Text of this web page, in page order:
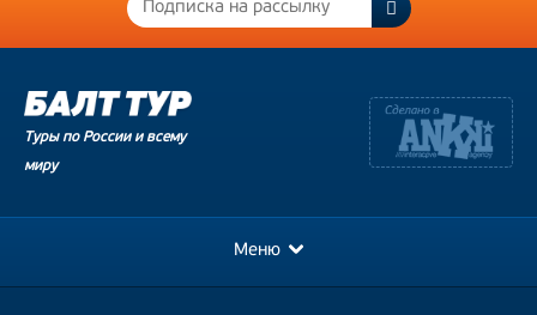
Туры по России и всему
миру
Меню